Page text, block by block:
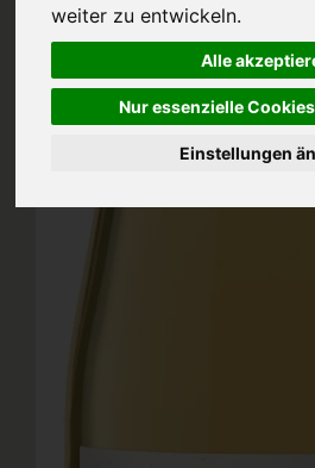
weiter zu entwickeln.
Alle
Nur essenzielle
Einstellungen